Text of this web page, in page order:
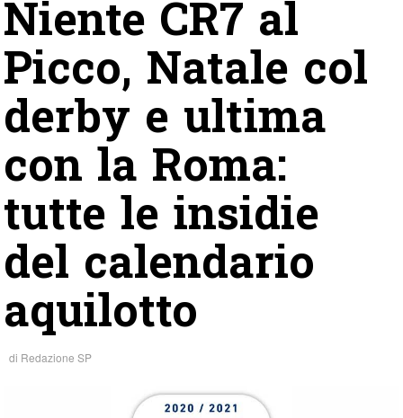
Niente CR7 al
Picco, Natale col
derby e ultima
con la Roma:
tutte le insidie
del calendario
aquilotto
di Redazione SP